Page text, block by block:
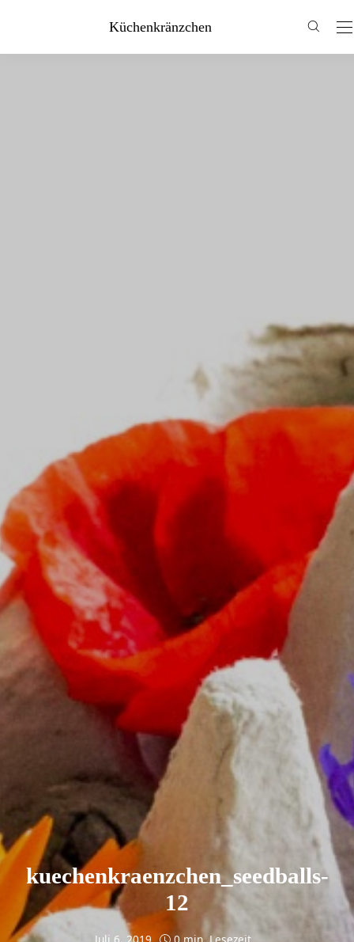
Küchenkränzchen
kuechenkraenzchen_seedballs-
12